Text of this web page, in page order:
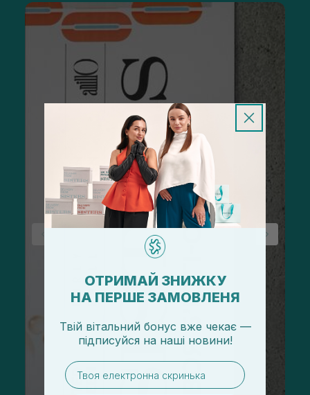
ОТРИМАЙ ЗНИЖКУ
НА ПЕРШЕ ЗАМОВЛЕНЯ
Твій вітальний бонус вже чекає —
підписуйся на наші новини!
email